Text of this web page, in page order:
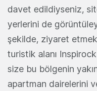
davet edildiyseniz,
yerlerini de
şekilde, ziyaret
turistik alanı
size bu bölgenin
apartman dairelerini